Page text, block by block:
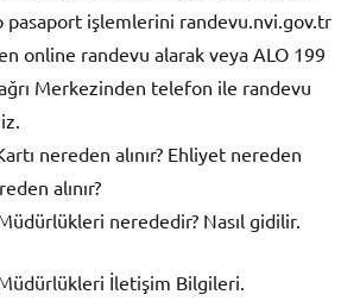
pasaport işlemlerini randevu.nvi.gov.tr
online randevu alarak veya ALO 199
Merkezinden telefon ile randevu
nereden alınır? Ehliyet nereden
alınır?
nerededir? Nasıl gidilir.
İletişim Bilgileri.